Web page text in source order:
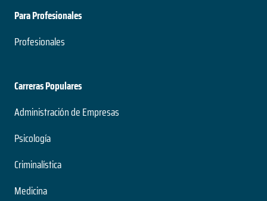
Para Profesionales
Profesionales
Carreras Populares
Administración de Empresas
Psicología
Criminalística
Medicina